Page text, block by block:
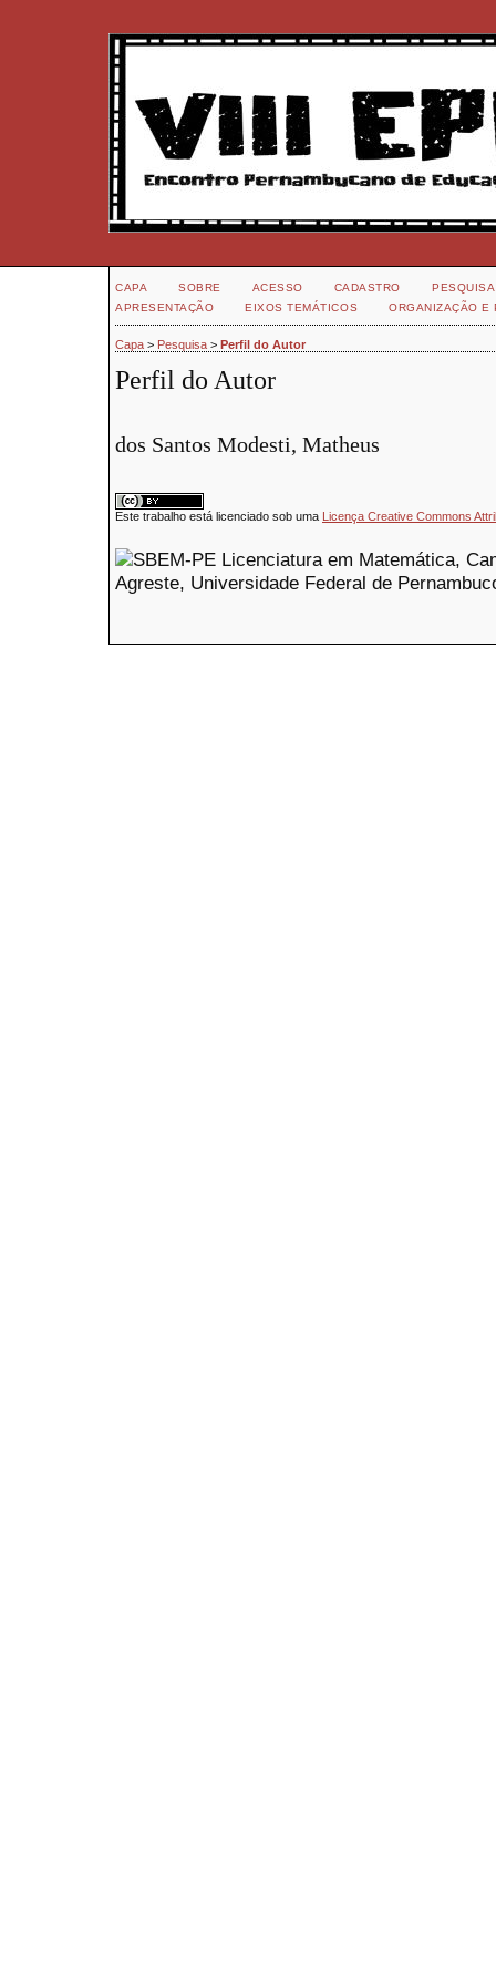
CAPA SOBRE ACESSO CADASTRO
PESQUISA
APRESENTAÇÃO
EIXOS TEMÁTICOS ORGANIZAÇÃO E
Capa > Pesquisa > Perfil do Autor
Perfil do Autor
dos Santos Modesti, Matheus
Este trabalho está licenciado sob uma Licença Creative Commons